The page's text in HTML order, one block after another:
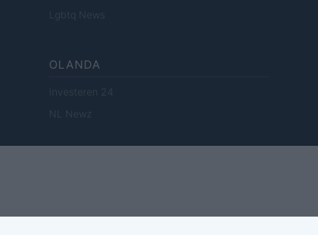
Lgbtq News
OLANDA
Investeren 24
NL Newz